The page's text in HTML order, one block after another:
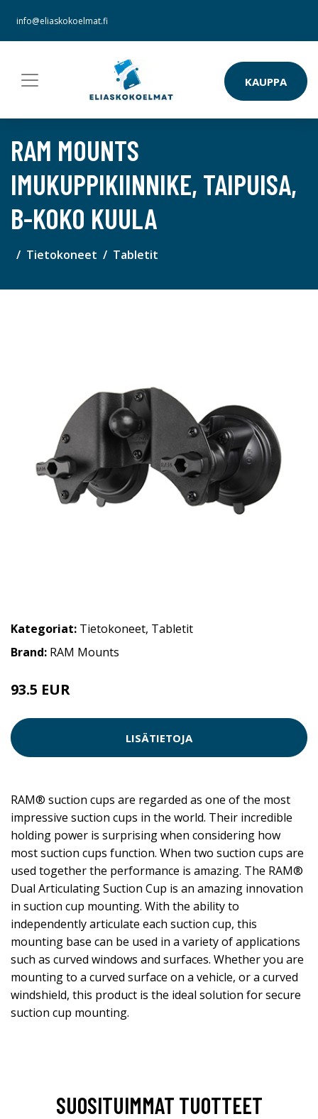
info@eliaskokoelmat.fi
KAUPPA
RAM MOUNTS
IMUKUPPIKIINNIKE, TAIPUISA,
B-KOKO KUULA
Tietokoneet Tabletit
Kategoriat: Tietokoneet, Tabletit
Brand: RAM Mounts
93.5 EUR
LISÄTIETOJA
RAM® suction cups are regarded as one of the most
impressive suction cups in the world. Their incredible
holding power is surprising when considering how
most suction cups function. When two suction cups are
used together the performance is amazing. The RAM®
Dual Articulating Suction Cup is an amazing innovation
in suction cup mounting. With the ability to
independently articulate each suction cup, this
mounting base can be used in a variety of applications
such as curved windows and surfaces. Whether you are
mounting to a curved surface on a vehicle, or a curved
windshield, this product is the ideal solution for secure
suction cup mounting.
SUOSITUIMMAT TUOTTEET